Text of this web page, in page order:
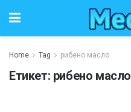
Home Tag рибено масло
Етикет: рибено масло